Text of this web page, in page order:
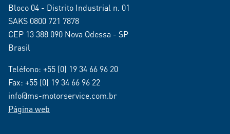
Bloco 04 - Distrito Industrial n. 01
SAKS 0800 721 7878
CEP 13 388 090 Nova Odessa - SP
Brasil
Teléfono: +55 (0) 19 34 66 96 20
Fax: +55 (0) 19 34 66 96 22
info@ms-motorservice.com.br
Página web